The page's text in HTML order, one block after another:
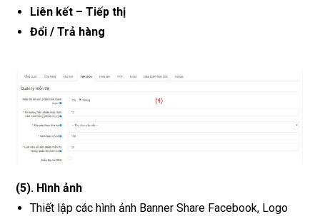
Liên kết – Tiếp thị
Đổi / Trả hàng
(5). Hình ảnh
Thiết lập các hình ảnh Banner Share Facebook, Logo